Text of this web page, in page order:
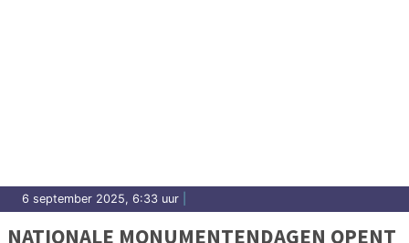
6 september 2025, 6:33 uur
NATIONALE MONUMENTENDAGEN OPENT